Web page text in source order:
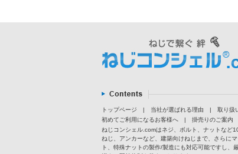
トップページ | 当社が選ばれる理由 | 取り扱
初めてご利用になるお客様へ
| 掛売りのご案内
ねじコンシェル.comはネジ、ボルト、ナットなど
ねじ、アンカーなど、建築向けねじまで、さらに
ト、特殊ナットの製作/製造にも対応可能ですし